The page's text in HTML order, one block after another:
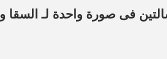
فى صورة واحدة لـ